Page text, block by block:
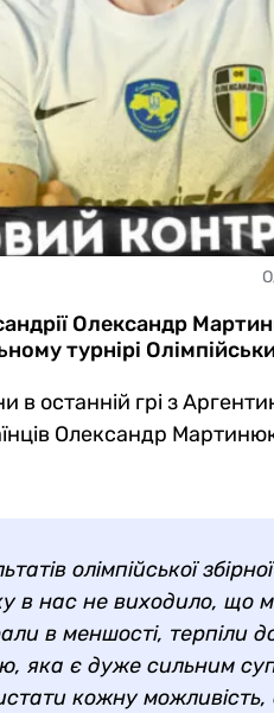
Олександр
турнірі
в останній грі з
Олександр
олімпійської
в нас не виходило, що
в меншості, терпіли
яка є дуже сильним
кожну